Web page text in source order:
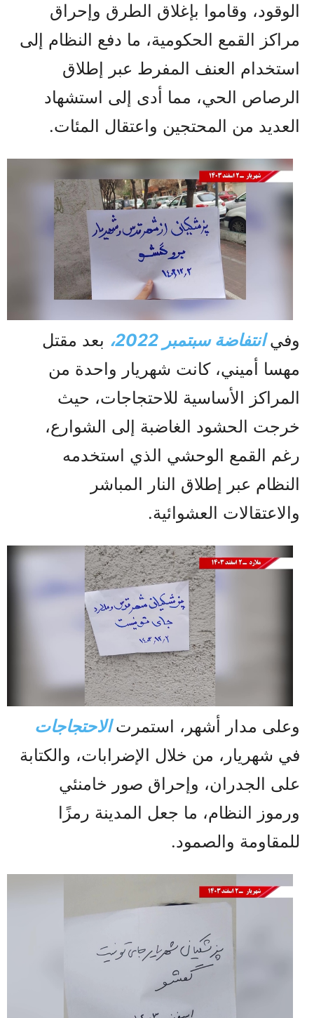
الوقود، وقاموا بإغلاق الطرق وإحراق
مراكز القمع الحكومية، ما دفع النظام إلى
استخدام العنف المفرط عبر إطلاق
الرصاص الحي، مما أدى إلى استشهاد
العديد من المحتجين واعتقال المئات.
وفيانتفاضة سبتمبر 2022،
بعد مقتل
مهسا أميني، كانت شهريار واحدة من
المراكز الأساسية للاحتجاجات، حيث
خرجت الحشود الغاضبة إلى الشوارع،
رغم القمع الوحشي الذي استخدمه
النظام عبر إطلاق النار المباشر
والاعتقالات العشوائية.
وعلى مدار أشهر، استمرتالاحتجاجات
في شهريار، من خلال الإضرابات، والكتابة
على الجدران، وإحراق صور خامنئي
ورموز النظام، ما جعل المدينة رمزًا
للمقاومة والصمود.